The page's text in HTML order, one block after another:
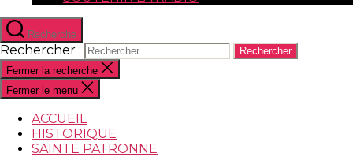
Recherche
Rechercher :
Fermer la recherche
Fermer le menu
ACCUEIL
HISTORIQUE
SAINTE PATRONNE